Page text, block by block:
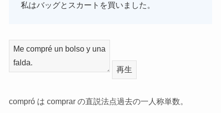
私はバッグとスカートを買いました。
再生
compró は comprar の直説法点過去の一人称単数。